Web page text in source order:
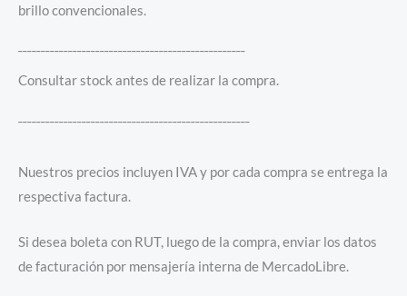
brillo convencionales.
¯¯¯¯¯¯¯¯¯¯¯¯¯¯¯¯¯¯¯¯¯¯¯¯¯¯¯¯¯¯¯¯¯¯¯¯¯¯¯¯¯¯¯¯¯¯¯¯¯¯
Consultar stock antes de realizar la compra.
¯¯¯¯¯¯¯¯¯¯¯¯¯¯¯¯¯¯¯¯¯¯¯¯¯¯¯¯¯¯¯¯¯¯¯¯¯¯¯¯¯¯¯¯¯¯¯¯¯¯¯
Nuestros precios incluyen IVA y por cada compra se entrega la
respectiva factura.
Si desea boleta con RUT, luego de la compra, enviar los datos
de facturación por mensajería interna de MercadoLibre.